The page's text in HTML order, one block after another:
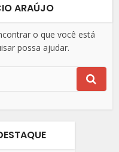
ARAÚJO
o que você está
possa ajudar.